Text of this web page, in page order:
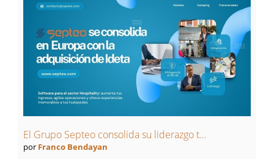
El Grupo Septeo consolida su liderazgo t...
por Franco Bendayan